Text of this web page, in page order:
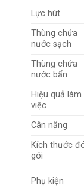
Lực hút
Thùng chứa
nước sạch
Thùng chứa
nước bẩn
Hiệu quả làm
việc
Cân nặng
Kích thước
gói
Phụ kiện